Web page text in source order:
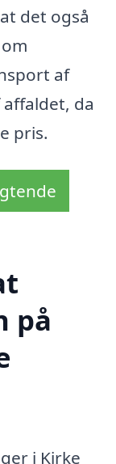
det også
af
da
pris.
på
i Kirke